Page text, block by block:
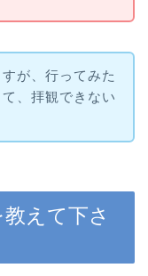
が、行ってみた
、拝観できない
えて下さ